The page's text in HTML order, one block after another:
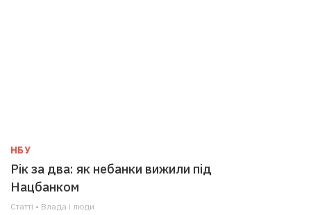
НБУ
Рік за два: як небанки вижили під
Нацбанком
Статті • Влада i люди